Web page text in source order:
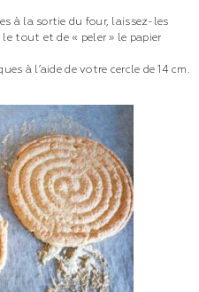
à la sortie du four, laissez-les
tout et de « peler » le papier
à l’aide de votre cercle de 14 cm.